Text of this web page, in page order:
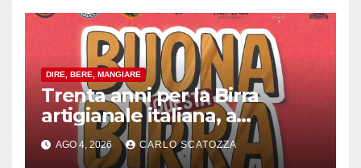
DIRE, BERE, MANGIARE
Trenta anni per la Birra
artigianale italiana, a
Pomigliano d’arco evento
celebrativo con birra speciale
AGO 4, 2026 CARLO SCATOZZA